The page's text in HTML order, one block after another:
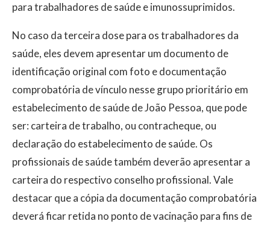
para trabalhadores de saúde e imunossuprimidos.
No caso da terceira dose para os trabalhadores da
saúde, eles devem apresentar um documento de
identificação original com foto e documentação
comprobatória de vínculo nesse grupo prioritário em
estabelecimento de saúde de João Pessoa, que pode
ser: carteira de trabalho, ou contracheque, ou
declaração do estabelecimento de saúde. Os
profissionais de saúde também deverão apresentar a
carteira do respectivo conselho profissional. Vale
destacar que a cópia da documentação comprobatória
deverá ficar retida no ponto de vacinação para fins de